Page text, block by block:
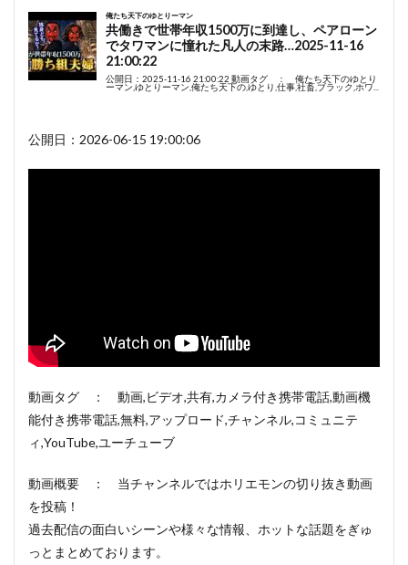
公開日：2026-06-15 19:00:06
動画タグ ： 動画,ビデオ,共有,カメラ付き携帯電話,動画機
能付き携帯電話,無料,アップロード,チャンネル,コミュニテ
ィ,YouTube,ユーチューブ
動画概要 ： 当チャンネルではホリエモンの切り抜き動画
を投稿！
過去配信の面白いシーンや様々な情報、ホットな話題をぎゅ
っとまとめております。